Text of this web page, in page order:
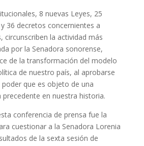
8 nuevas Leyes, 25
36 decretos concernientes a
circunscriben la actividad más
por la Senadora sonorense,
de la transformación del modelo
de nuestro país, al aprobarse
que es objeto de una
en nuestra historia.
conferencia de prensa fue la
cuestionar a la Senadora Lorenia
de la sexta sesión de